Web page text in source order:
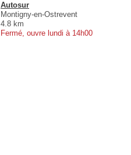
Autosur
Montigny-en-Ostrevent
4.8 km
Fermé, ouvre lundi à 14h00